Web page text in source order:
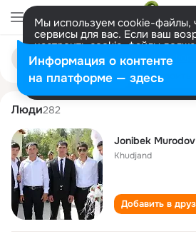
Мы используем cookie-файлы,
сервисы для вас. Если ваш
настроить cookie-файлы
представитель. Больше
Разрешить все Настроить
Поиск
людям
jonibek murodov
Люди282
Jonibek Murodov
Khudjand
Добавить в
Информация о контенте
на платформе — здесь